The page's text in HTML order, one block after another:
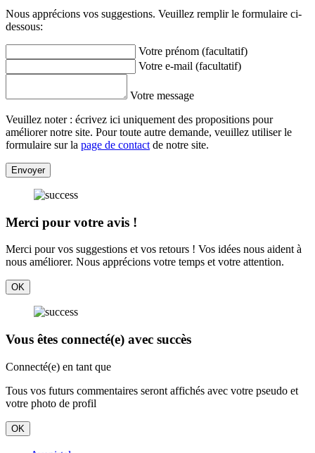
Nous apprécions vos suggestions. Veuillez remplir le formulaire ci-
dessous:
Votre prénom (facultatif)
Votre e-mail (facultatif)
Votre message
Veuillez noter : écrivez ici uniquement des propositions pour
améliorer notre site. Pour toute autre demande, veuillez utiliser le
formulaire sur la page de contact de notre site.
Envoyer
Merci pour votre avis !
Merci pour vos suggestions et vos retours ! Vos idées nous aident à
nous améliorer. Nous apprécions votre temps et votre attention.
OK
Vous êtes connecté(e) avec succès
Connecté(e) en tant que
Tous vos futurs commentaires seront affichés avec votre pseudo et
votre photo de profil
OK